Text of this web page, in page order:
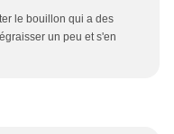
le bouillon qui a des
un peu et s'en